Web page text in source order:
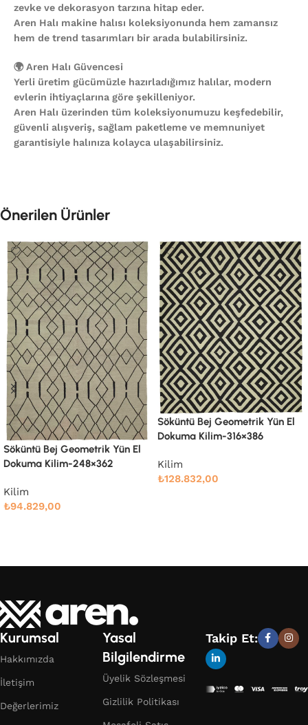
zevke ve dekorasyon tarzına hitap eder.
Aren Halı makine halısı koleksiyonunda hem zamansız
hem de trend tasarımları bir arada bulabilirsiniz.
🌍 Aren Halı Güvencesi
Yerli üretim gücümüzle hazırladığımız halılar, modern
evlerin ihtiyaçlarına göre şekilleniyor.
Aren Halı üzerinden tüm koleksiyonumuzu keşfedebilir,
güvenli alışveriş, sağlam paketleme ve memnuniyet
garantisiyle halınıza kolayca ulaşabilirsiniz.
Önerilen Ürünler
Söküntü Bej Geometrik Yün El
Dokuma Kilim-248×362
Kilim
₺94.829,00
Söküntü Bej Geometrik Yün El
Dokuma Kilim-316×386
Kilim
₺128.832,00
Kurumsal
Hakkımızda
İletişim
Değerlerimiz
Yasal
Bilgilendirme
Üyelik Sözleşmesi
Gizlilik Politikası
Takip Et: